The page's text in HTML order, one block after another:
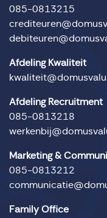
085-0813215
Afdeling Kwaliteit
Afdeling Recruitment
085-0813218
Marketing &
085-0813212
Family Office